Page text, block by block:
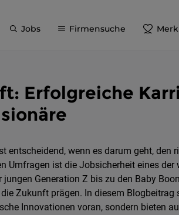
Jobs Firmensuche
Erfolgreiche
wenn es darum geht, den
Umfragen ist die Jobsicherheit eines
Generation Z bis zu den Baby
Zukunft prägen. In diesem
Innovationen voran, sondern bieten